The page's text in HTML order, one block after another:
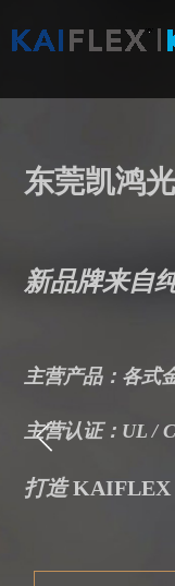
东莞凯鸿
新品牌来自
New
主营产品：各式
主营认证：UL /
打造KAIFLEX